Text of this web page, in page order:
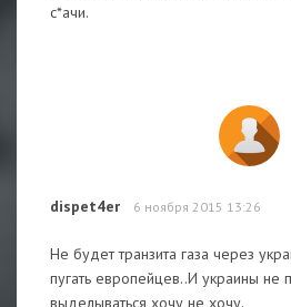
с*ачи.
dispet4er 6 ноября 2015 13:26
Не будет транзита газа через
пугать европейцев..И украины не